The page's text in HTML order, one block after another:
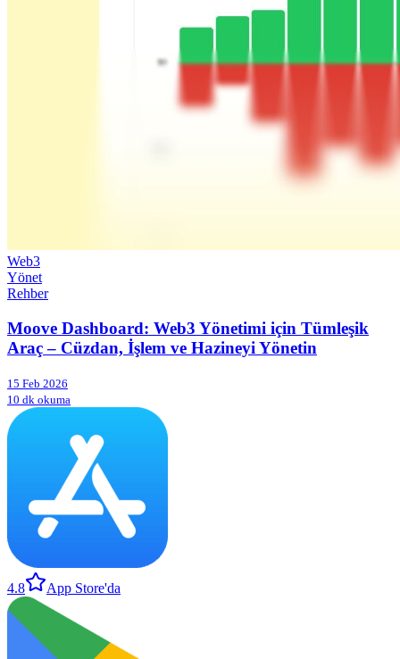
Web3
Yönet
Rehber
Moove Dashboard: Web3 Yönetimi için Tümleşik
Araç – Cüzdan, İşlem ve Hazineyi Yönetin
15 Feb 2026
10 dk okuma
4.8 App Store'da